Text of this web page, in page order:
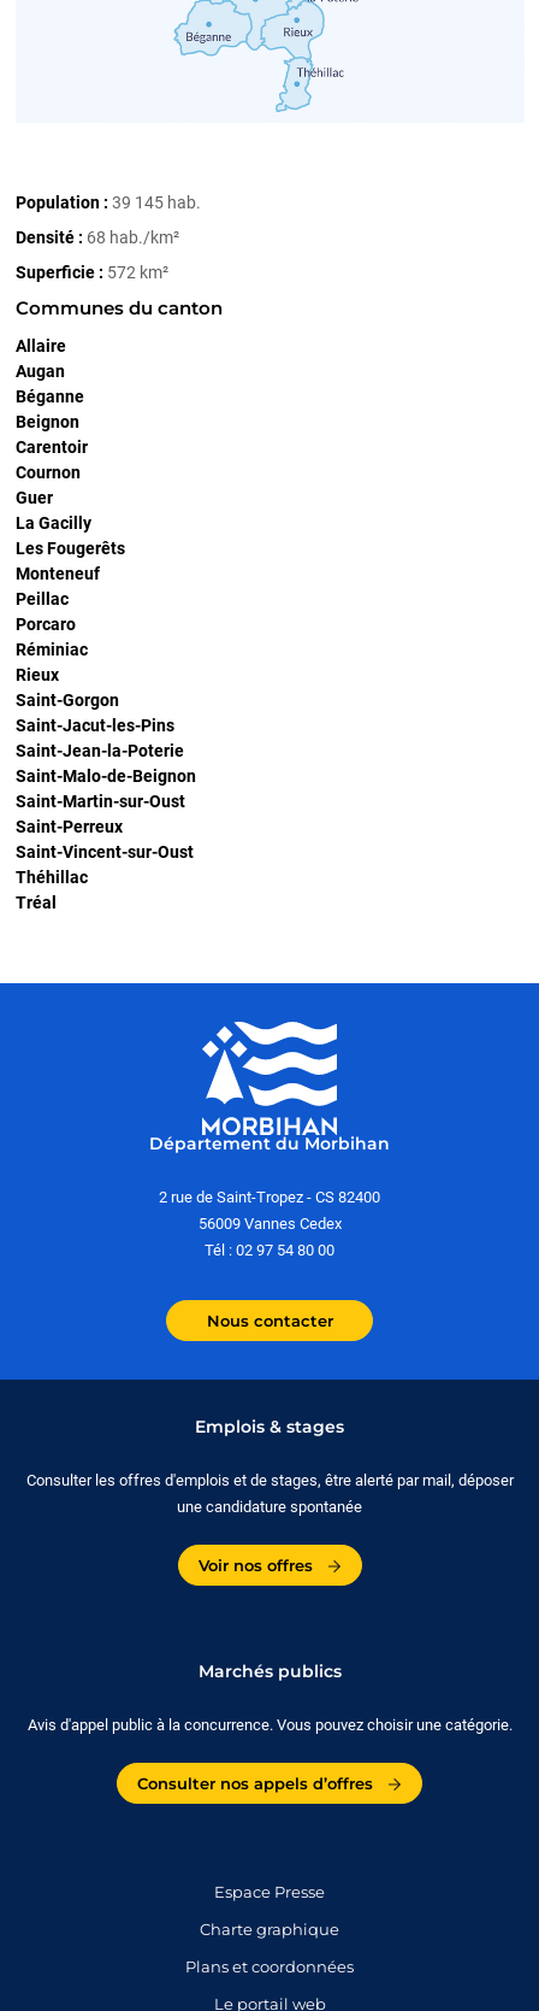
Population : 39 145 hab.
Densité : 68 hab./km²
Superficie : 572 km²
Communes du canton
Allaire
Augan
Béganne
Beignon
Carentoir
Cournon
Guer
La Gacilly
Les Fougerêts
Monteneuf
Peillac
Porcaro
Réminiac
Rieux
Saint-Gorgon
Saint-Jacut-les-Pins
Saint-Jean-la-Poterie
Saint-Malo-de-Beignon
Saint-Martin-sur-Oust
Saint-Perreux
Saint-Vincent-sur-Oust
Théhillac
Tréal
Département du Morbihan
2 rue de Saint-Tropez - CS 82400
56009 Vannes Cedex
Tél : 02 97 54 80 00
Nous contacter
Emplois & stages
Consulter les offres d'emplois et de stages, être alerté par mail, déposer
une candidature spontanée
Voir nos offres
Marchés publics
Avis d'appel public à la concurrence. Vous pouvez choisir une catégorie.
Consulter nos appels d’offres
Espace Presse
Charte graphique
Plans et coordonnées
Le portail web